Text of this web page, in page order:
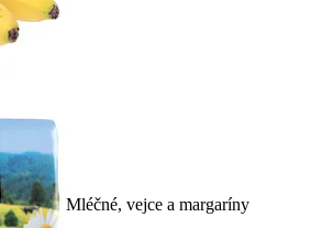
Mléčné, vejce a margaríny